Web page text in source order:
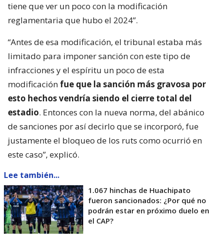
tiene que ver un poco con la modificación
reglamentaria que hubo el 2024”.
“Antes de esa modificación, el tribunal estaba más
limitado para imponer sanción con este tipo de
infracciones y el espíritu un poco de esta
modificación fue que la sanción más gravosa por
esto hechos vendría siendo el cierre total del
estadio. Entonces con la nueva norma, del abánico
de sanciones por así decirlo que se incorporó, fue
justamente el bloqueo de los ruts como ocurrió en
este caso”, explicó.
Lee también...
1.067 hinchas de Huachipato
fueron sancionados: ¿Por qué no
podrán estar en próximo duelo en
el CAP?